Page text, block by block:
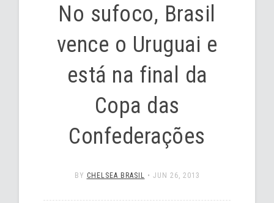
No sufoco, Brasil
vence o Uruguai e
está na final da
Copa das
Confederações
BY CHELSEA BRASIL • JUN 26, 2013